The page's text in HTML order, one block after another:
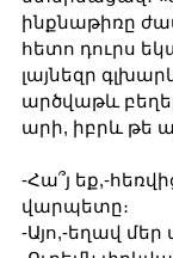
ինքնաթիռը
հետո դուրս
լայնեզր
արծվաթև
արի, իբրև թե
-Հա՞յ եք,-
վարպետը։
-Այո,-եղավ